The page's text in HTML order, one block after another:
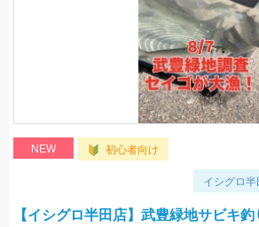
NEW 初心者向け
イシグロ半
【イシグロ半田店】武豊緑地サビキ釣